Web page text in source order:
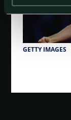
GETTY IMAGES